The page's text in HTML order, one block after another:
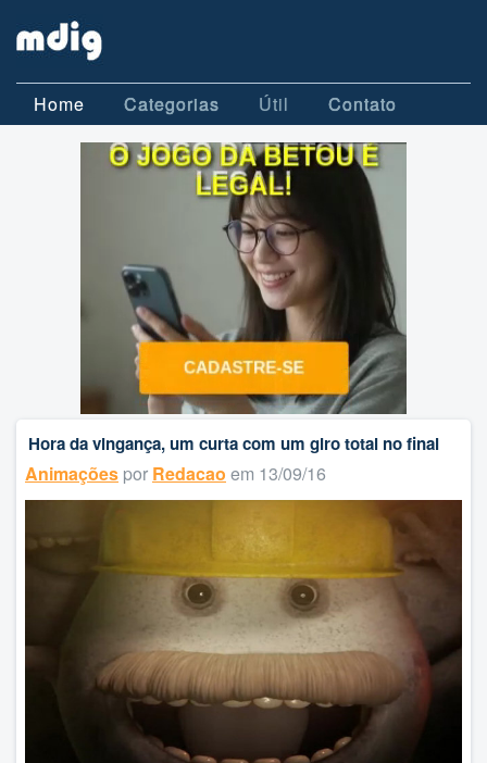
Home Categorias Útil Contato
Hora da vingança, um curta com um giro total no final
Animações por Redacao em 13/09/16